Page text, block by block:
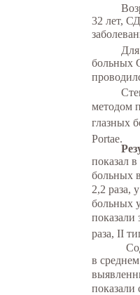
32 лет,
больных
методом
глазных
Portae.
показал
больных
2,2 раза,
больных
показали
раза, II
в
показали